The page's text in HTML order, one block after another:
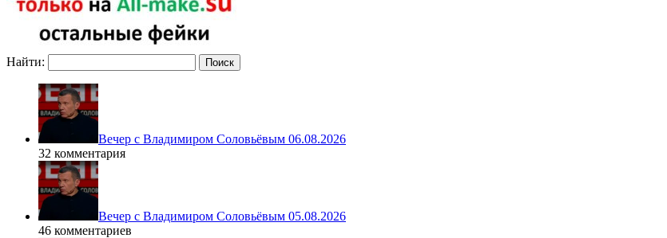
Найти:
Вечер с Владимиром Соловьёвым 06.08.2026
32 комментария
Вечер с Владимиром Соловьёвым 05.08.2026
46 комментариев